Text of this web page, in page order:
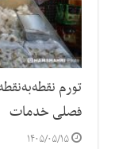
فصلی خدمات
۱۴۰۵/۰۵/۱۵